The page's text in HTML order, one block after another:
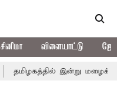
சினிமா விளையாட்டு
தமிழகத்தில் இன்று